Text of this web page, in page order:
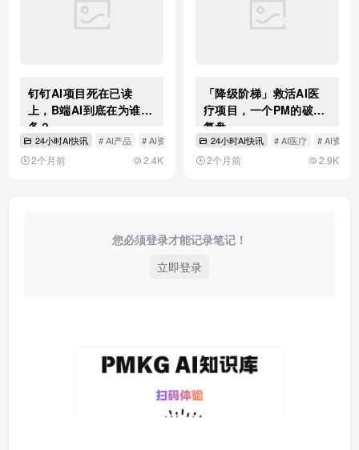
钉钉AI项目死在已读
上，B端AI到底在为谁服
务？
24小时AI快讯 # AI产品 # AI资讯 # B端AI落地
2个月前 2.4K
「降级阶梯」救活AI医
疗项目，一个PM的破局
复盘
24小时AI快讯 # AI医疗 # AI资讯
2个月前 2.9K
您必须登录才能记录笔记！
立即登录